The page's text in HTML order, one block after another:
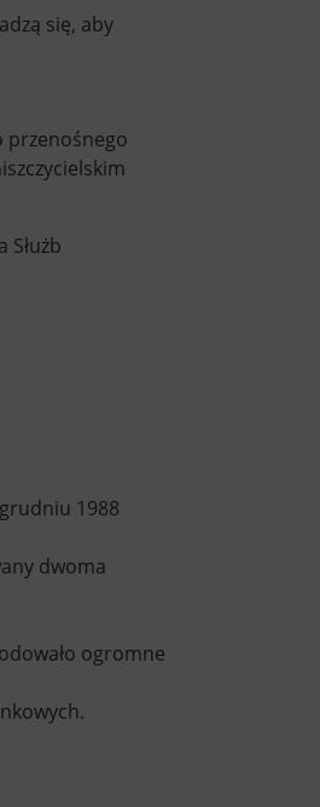
się, aby
przenośnego
Służb
1988
dwoma
ogromne